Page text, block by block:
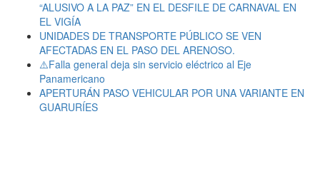
“ALUSIVO A LA PAZ” EN EL DESFILE DE CARNAVAL EN
EL VIGÍA
UNIDADES DE TRANSPORTE PÚBLICO SE VEN
AFECTADAS EN EL PASO DEL ARENOSO.
⚠️Falla general deja sin servicio eléctrico al Eje
Panamericano
APERTURÁN PASO VEHICULAR POR UNA VARIANTE EN
GUARURÍES